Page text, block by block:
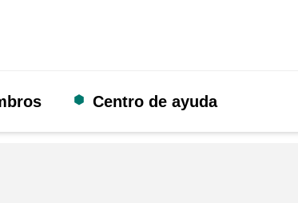
Centro de ayuda